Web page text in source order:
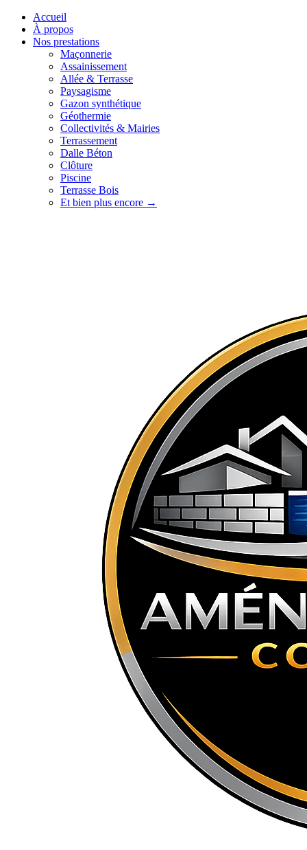
Accueil
À propos
Nos prestations
Maçonnerie
Assainissement
Allée & Terrasse
Paysagisme
Gazon synthétique
Géothermie
Collectivités & Mairies
Terrassement
Dalle Béton
Clôture
Piscine
Terrasse Bois
Et bien plus encore →